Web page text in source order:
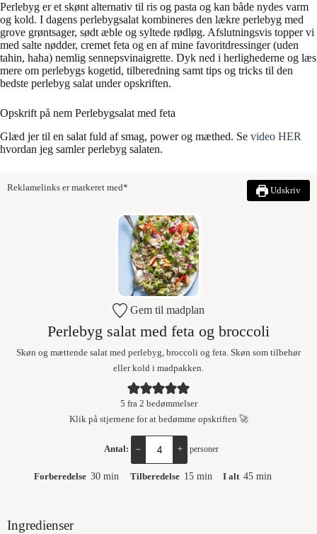
Perlebyg er et skønt alternativ til ris og pasta og kan både nydes varm
og kold. I dagens perlebygsalat kombineres den lækre perlebyg med
grove grøntsager, sødt æble og syltede rødløg. Afslutningsvis topper vi
med salte nødder, cremet feta og en af mine favoritdressinger (uden
tahin, haha) nemlig sennepsvinaigrette. Dyk ned i herlighederne og læs
mere om perlebygs kogetid, tilberedning samt tips og tricks til den
bedste perlebyg salat under opskriften.
Opskrift på nem Perlebygsalat med feta
Glæd jer til en salat fuld af smag, power og mæthed. Se video HER
hvordan jeg samler perlebyg salaten.
Reklamelinks er markeret med* Udskriv
Gem til madplan
Perlebyg salat med feta og broccoli
Skøn og mættende salat med perlebyg, broccoli og feta. Skøn som tilbehør
eller kold i madpakken.
5 fra 2 bedømmelser
Klik på stjernene for at bedømme opskriften 🚀
Antal: – + personer
Forberedelse 30 min Tilberedelse 15 min I alt 45 min
Ingredienser